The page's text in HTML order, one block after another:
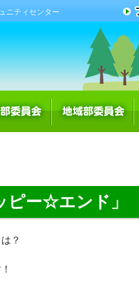
ニティセンター
ピー☆エンド」
？